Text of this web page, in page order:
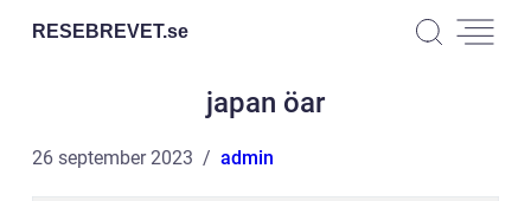
RESEBREVET.se
japan öar
26 september 2023 admin